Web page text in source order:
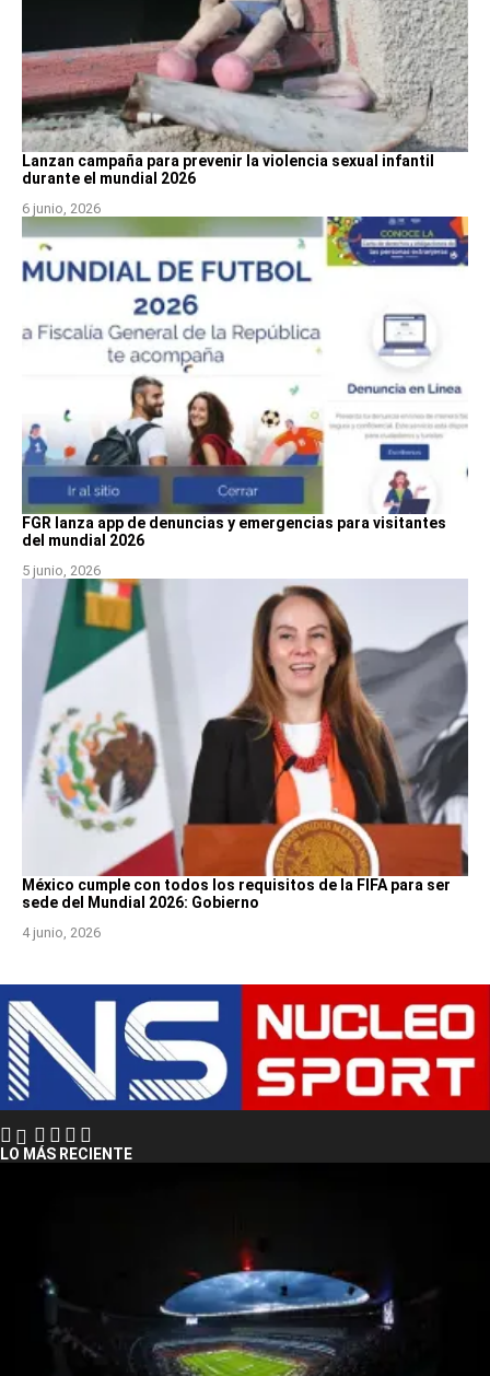
Lanzan campaña para prevenir la violencia sexual infantil
durante el mundial 2026
6 junio, 2026
FGR lanza app de denuncias y emergencias para visitantes
del mundial 2026
5 junio, 2026
México cumple con todos los requisitos de la FIFA para ser
sede del Mundial 2026: Gobierno
4 junio, 2026
LO MÁS RECIENTE